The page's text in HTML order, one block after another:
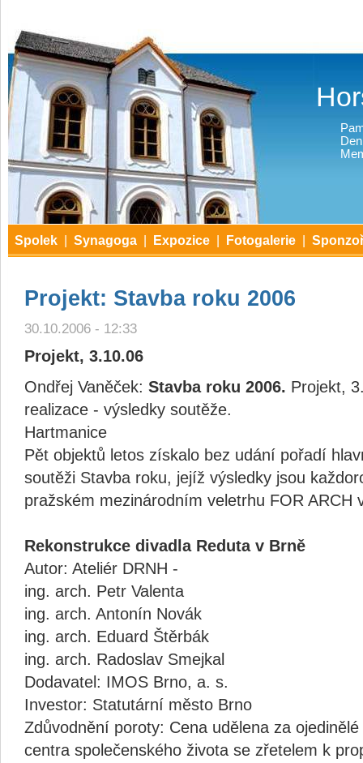
Spolek Synagoga Expozice Fotogalerie
Projekt: Stavba roku 2006
30.10.2006 - 12:33
Projekt, 3.10.06
Ondřej Vaněček: Stavba roku 2006. Projekt,
realizace - výsledky soutěže.
Hartmanice
Pět objektů letos získalo bez udání pořadí
soutěži Stavba roku, jejíž výsledky jsou
pražském mezinárodním veletrhu FOR ARCH
Rekonstrukce divadla Reduta v Brně
Autor: Ateliér DRNH -
ing. arch. Petr Valenta
ing. arch. Antonín Novák
ing. arch. Eduard Štěrbák
ing. arch. Radoslav Smejkal
Dodavatel: IMOS Brno, a. s.
Investor: Statutární město Brno
Zdůvodnění poroty: Cena udělena za
centra společenského života se zřetelem k